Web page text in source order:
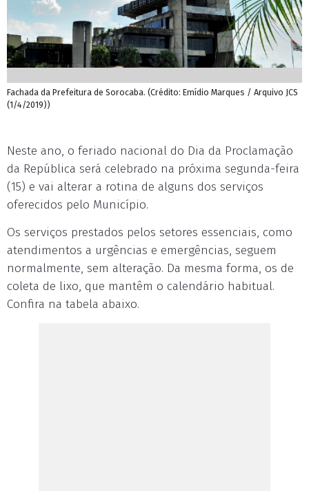
Fachada da Prefeitura de Sorocaba. (Crédito: Emídio Marques / Arquivo JCS
(1/4/2019))
Neste ano, o feriado nacional do Dia da Proclamação
da República será celebrado na próxima segunda-feira
(15) e vai alterar a rotina de alguns dos serviços
oferecidos pelo Município.
Os serviços prestados pelos setores essenciais, como
atendimentos a urgências e emergências, seguem
normalmente, sem alteração. Da mesma forma, os de
coleta de lixo, que mantêm o calendário habitual.
Confira na tabela abaixo.